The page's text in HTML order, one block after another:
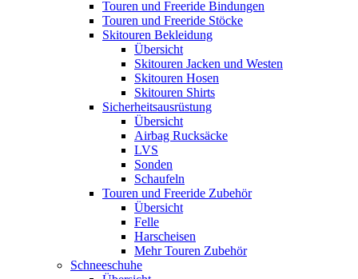
Touren und Freeride Bindungen
Touren und Freeride Stöcke
Skitouren Bekleidung
Übersicht
Skitouren Jacken und Westen
Skitouren Hosen
Skitouren Shirts
Sicherheitsausrüstung
Übersicht
Airbag Rucksäcke
LVS
Sonden
Schaufeln
Touren und Freeride Zubehör
Übersicht
Felle
Harscheisen
Mehr Touren Zubehör
Schneeschuhe